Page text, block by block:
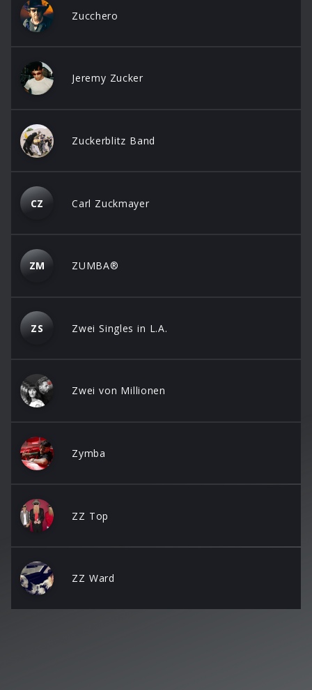
Zucchero
Jeremy Zucker
Zuckerblitz Band
CZ Carl Zuckmayer
ZM ZUMBA®
ZS Zwei Singles in L.A.
Zwei von Millionen
Zymba
ZZ Top
ZZ Ward